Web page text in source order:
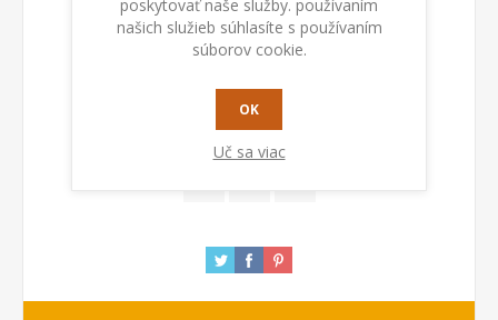
Dostupnosť: Na sklade
PRIDAŤ DO KOŠÍKA
poskytovať naše služby. používaním
našich služieb súhlasíte s používaním
súborov cookie.
OK
Uč sa viac